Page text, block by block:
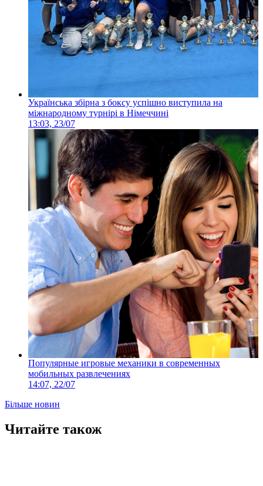
Українська збірна з боксу успішно виступила на
міжнародному турнірі в Німеччині
13:03, 23/07
Популярные игровые механики в современных
мобильных развлечениях
14:07, 22/07
Більше новин
Читайте також